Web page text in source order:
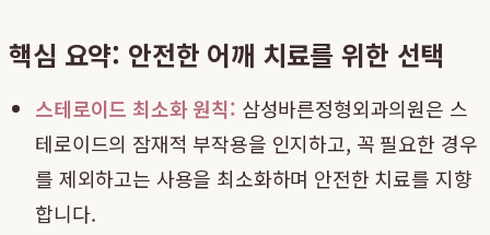
핵심 요약: 안전한 어깨 치료를 위한 선택
스테로이드 최소화 원칙: 삼성바른정형외과의원은 스
테로이드의 잠재적 부작용을 인지하고, 꼭 필요한 경우
를 제외하고는 사용을 최소화하며 안전한 치료를 지향
합니다.